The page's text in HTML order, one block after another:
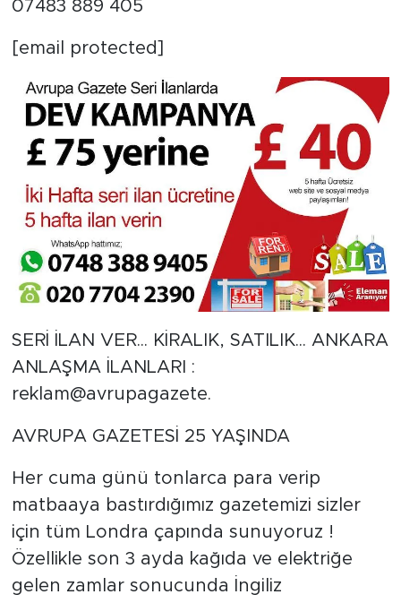
07483 889 405
[email protected]
SERİ İLAN VER... KİRALIK, SATILIK... ANKARA
ANLAŞMA İLANLARI :
reklam@avrupagazete.
AVRUPA GAZETESİ 25 YAŞINDA
Her cuma günü tonlarca para verip
matbaaya bastırdığımız gazetemizi sizler
için tüm Londra çapında sunuyoruz !
Özellikle son 3 ayda kağıda ve elektriğe
gelen zamlar sonucunda İngiliz